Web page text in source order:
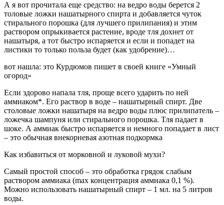
А я вот прочитала еще средство: на ведро воды берется 2
толовые ложки нашатырного спирта и добавляется чуток
стирального порошка (для лучшего прилипания) и этим
раствором опрыкивается растение, вроде тля дохнет от
нашатыря, а тот быстро испаряется и если и попадет на
листики то только польза будет (как удобрение)…
вот нашла: это Курдюмов пишет в своей книге «Умный
огород»
Если здорово напала тля, проще всего ударить по ней
аммиаком*. Его раствор в воде – нашатырный спирт. Две
столовые ложки нашатыря на ведро воды плюс прилипатель –
ложечка шампуня или стирального порошка. Тля падает в
шоке. А аммиак быстро испаряется и немного попадает в лист
– это обычная внекорневая азотная подкормка
Как избавиться от морковной и луковой мухи?
Самый простой способ – это обработка грядок слабым
раствором аммиака (max концентрация аммиака 0,1 %).
Можно использовать нашатырный спирт – 1 мл. на 5 литров
воды.